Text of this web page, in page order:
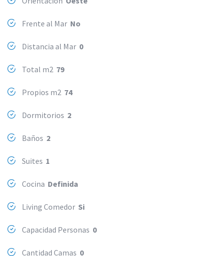
Frente al Mar No
Distancia al Mar 0
Total m2 79
Propios m2 74
Dormitorios 2
Baños 2
Suites 1
Cocina Definida
Living Comedor Si
Capacidad Personas 0
Cantidad Camas 0